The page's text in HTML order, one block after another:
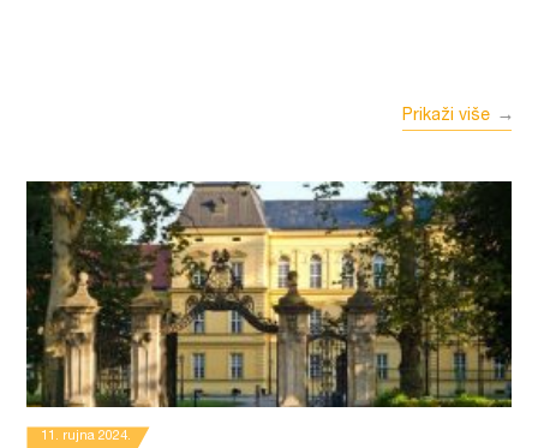
Prikaži više
11. rujna 2024.